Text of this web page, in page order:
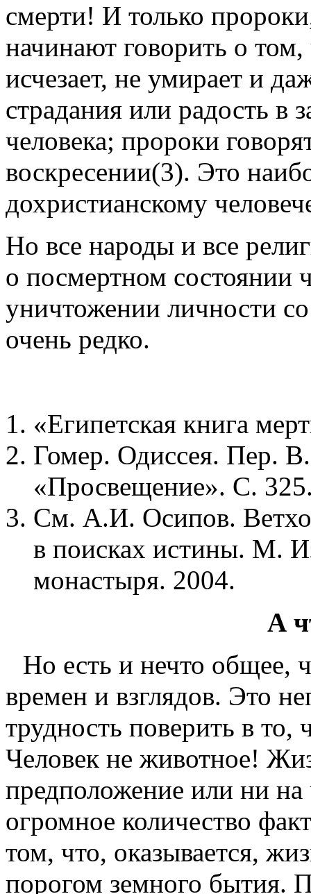
смерти! И только
начинают говорить о
исчезает, не умирает и
страдания или радость в
человека; пророки
воскресении(3). Это
дохристианскому
Но все народы и все
о посмертном состоянии
уничтожении личности
очень редко.
«Египетская книга
Гомер. Одиссея. Пер.
«Просвещение». С.
См. А.И. Осипов.
в поисках истины. М.
монастыря. 2004.
А
Но есть и нечто общее,
времен и взглядов. Это
трудность поверить в то,
Человек не животное!
предположение или ни на
огромное количество
том, что, оказывается,
порогом земного бытия.